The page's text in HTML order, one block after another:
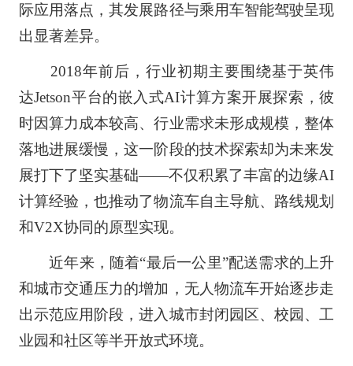
际应用落点，其发展路径与乘用车智能驾驶呈现
出显著差异。
2018年前后，行业初期主要围绕基于英伟
达Jetson平台的嵌入式AI计算方案开展探索，彼
时因算力成本较高、行业需求未形成规模，整体
落地进展缓慢，这一阶段的技术探索却为未来发
展打下了坚实基础——不仅积累了丰富的边缘AI
计算经验，也推动了物流车自主导航、路线规划
和V2X协同的原型实现。
近年来，随着“最后一公里”配送需求的上升
和城市交通压力的增加，无人物流车开始逐步走
出示范应用阶段，进入城市封闭园区、校园、工
业园和社区等半开放式环境。